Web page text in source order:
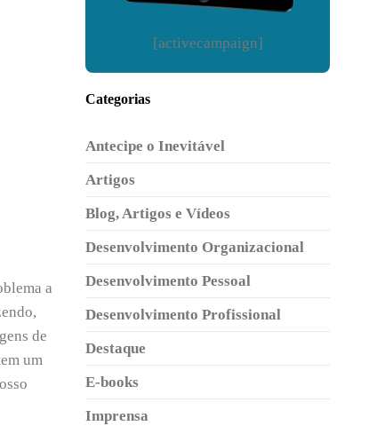
a
de
um
[activecampaign]
Categorias
Antecipe o Inevitável
Artigos
Blog, Artigos e Vídeos
Desenvolvimento Organizacional
Desenvolvimento Pessoal
Desenvolvimento Profissional
Destaque
E-books
Imprensa